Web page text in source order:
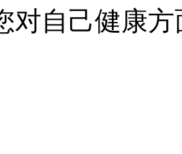
对自己健康